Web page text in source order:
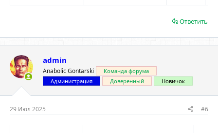
Ответить
admin
Anabolic Gontarski
Команда форума
Администрация
Доверенный Новичок
29 Июл 2025 #6